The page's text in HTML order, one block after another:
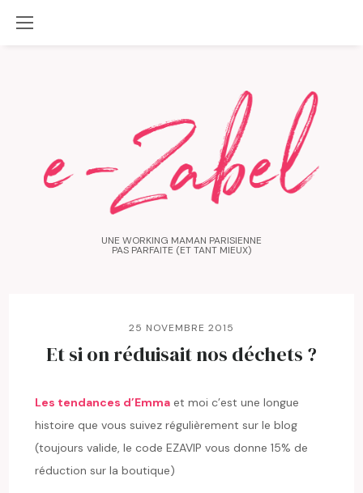
UNE WORKING MAMAN PARISIENNE
PAS PARFAITE (ET TANT MIEUX)
25 NOVEMBRE 2015
Et si on réduisait nos déchets ?
Les tendances d’Emma et moi c’est une longue
histoire que vous suivez régulièrement sur le blog
(toujours valide, le code EZAVIP vous donne 15% de
réduction sur la boutique)